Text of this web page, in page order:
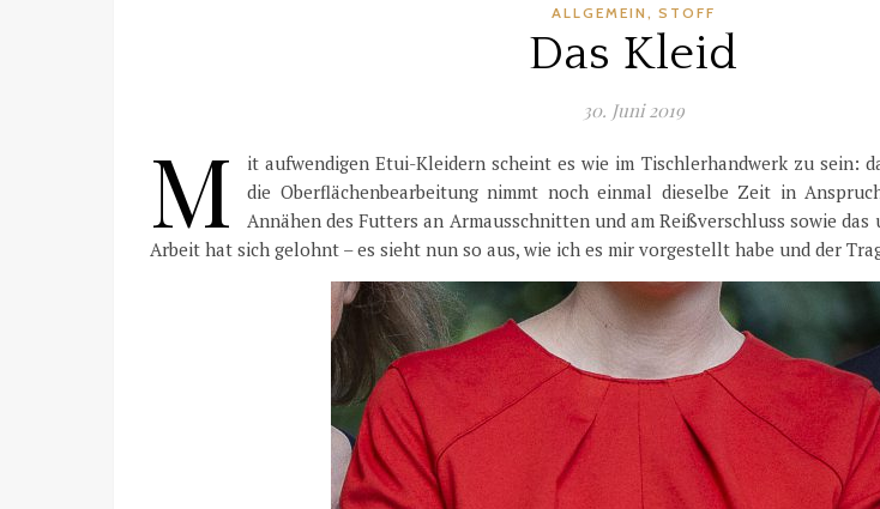
ALLGEMEIN , STOFF
Das Kleid
30. Juni 2019
M
it aufwendigen Etui-Kleidern scheint es wie im Tischlerhandwerk zu sein:
die Oberflächenbearbeitung nimmt noch einmal dieselbe Zeit in
Annähen des Futters an Armausschnitten und am Reißverschluss sowie das
Arbeit hat sich gelohnt – es sieht nun so aus, wie ich es mir vorgestellt habe und der